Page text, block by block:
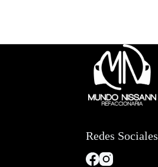
Redes Sociales